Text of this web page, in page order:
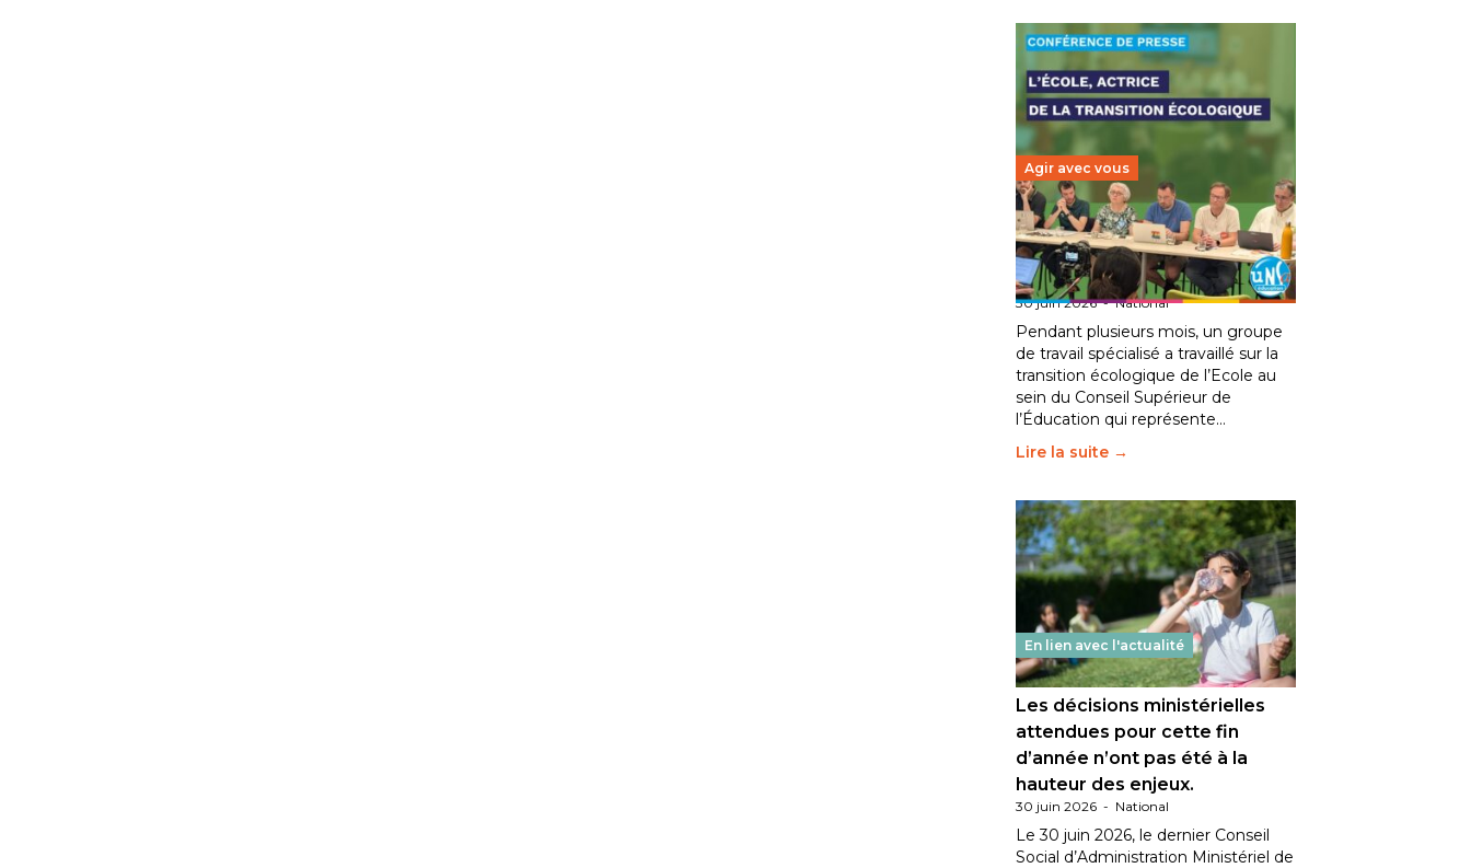
Agir avec vous
Transition écologique de
l’éducation : l’UNSA Éducation
fait bouger les lignes
30 juin 2026-National
Pendant plusieurs mois, un groupe
de travail spécialisé a travaillé sur la
transition écologique de l’Ecole au
sein du Conseil Supérieur de
l’Éducation qui représente…
Lire la suite →
En lien avec l'actualité
Les décisions ministérielles
attendues pour cette fin
d’année n’ont pas été à la
hauteur des enjeux.
30 juin 2026 - National
Le 30 juin 2026, le dernier Conseil
Social d’Administration Ministériel de